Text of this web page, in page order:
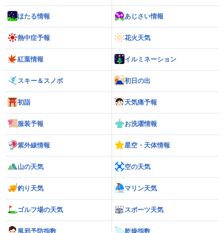
ほたる情報 あじさい情報
熱中症予報 花火天気
紅葉情報 イルミネーション
スキー＆スノボ 初日の出
初詣 天気痛予報
服装予報 お洗濯情報
紫外線情報 星空・天体情報
山の天気 空の天気
釣り天気 マリン天気
ゴルフ場の天気 スポーツ天気
風邪予防指数 乾燥指数